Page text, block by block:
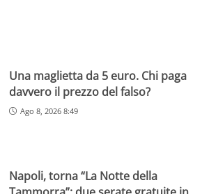
Una maglietta da 5 euro. Chi paga
davvero il prezzo del falso?
Ago 8, 2026 8:49
Napoli, torna “La Notte della